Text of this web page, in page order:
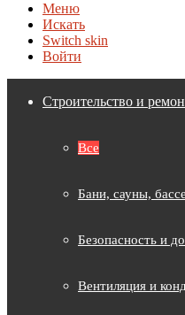
Меню
Искать
Switch skin
Войти
Строительство и
Все
Бани, сауны,
Безопасность и
Вентиляция и